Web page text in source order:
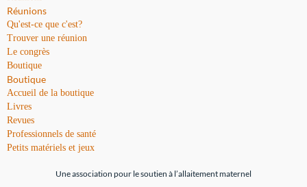
Réunions
Qu'est-ce que c'est?
Trouver une réunion
Le congrès
Boutique
Boutique
Accueil de la boutique
Livres
Revues
Professionnels de santé
Petits matériels et jeux
Une association pour le soutien à l’allaitement maternel